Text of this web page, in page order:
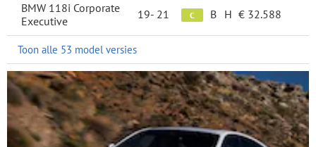
BMW 118i Corporate
Executive
19- 21 C B H € 32.588
Toon alle 53 model versies